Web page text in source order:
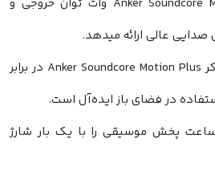
اسپیکر Anker Soundcore Motion Plus 30 وات توان خروجی و
با استاندارد IPX7، اسپیکر Anker Soundcore Motion Plus در برابر
باز ایده‌آل است.
12 ساعت پخش موسیقی را با یک بار شارژ